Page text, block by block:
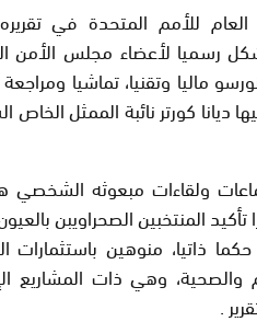
للأمم المتحدة في
رسميا لأعضاء مجلس الأمن
ماليا وتقنيا، تماشيا
ديانا كورتر نائبة الممثل الخاص
ولقاءات مبعوثه
تأكيد المنتخبين الصحراويبن
ذاتيا، منوهين باستثمارات
والصحية، وهي ذات المشاريع
.